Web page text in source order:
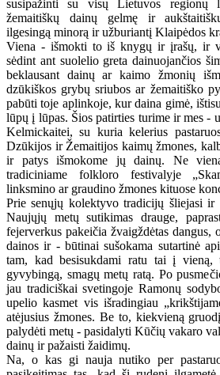
susipažinti su visų Lietuvos regionų
žemaitiškų dainų gelmę ir
ilgesingą minorą ir užburiantį Klaipėdos
Viena - išmokti to iš knygų ir įrašų, ir
sėdint ant suolelio greta dainuojančios
beklausant dainų ar kaimo žmonių
dzūkiškos grybų sriubos ar žemaitiško
pabūti toje aplinkoje, kur daina gimė,
lūpų į lūpas. Šios patirties turime ir mes -
Kelmickaitei, su kuria kelerius
Dzūkijos ir Žemaitijos kaimų žmones,
ir patys išmokome jų dainų. Ne
tradiciniame folkloro festivalyje
linksmino ar graudino žmones kituose
Prie senųjų kolektyvo tradicijų šliejasi ir
Naujųjų metų sutikimas drauge,
fejerverkus pakeičia žvaigždėtas dangus,
dainos ir - būtinai sušokama sutartinė
tam, kad besisukdami ratu tai į
gyvybingą, smagų metų ratą. Po
jau tradiciškai svetingoje Ramonų
upelio kasmet vis išradingiau
atėjusius žmones. Be to, kiekvieną
palydėti metų - pasidalyti Kūčių vakaro
dainų ir pažaisti žaidimų.
Na, o kas gi nauja nutiko per